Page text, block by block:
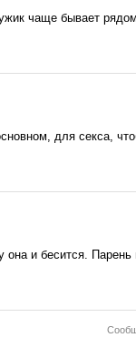
чаще бывает
для секса,
и бесится. Парень